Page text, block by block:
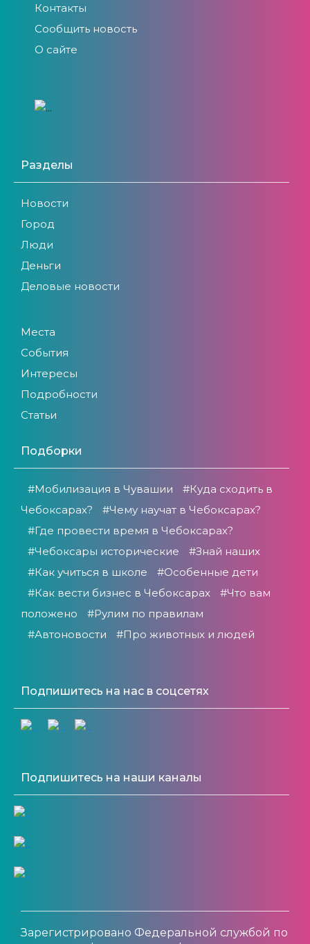
Контакты
Сообщить новость
О сайте
Разделы
Новости
Город
Люди
Деньги
Деловые новости
Места
События
Интересы
Подробности
Статьи
Подборки
#Мобилизация в Чувашии
#Куда сходить в
Чебоксарах?
#Чему научат в Чебоксарах?
#Где провести время в Чебоксарах?
#Чебоксары исторические
#Знай наших
#Как учиться в школе
#Особенные дети
#Как вести бизнес в Чебоксарах
#Что вам
положено
#Рулим по правилам
#Автоновости
#Про животных и людей
Подпишитесь на нас в соцсетях
Подпишитесь на наши каналы
Зарегистрировано Федеральной службой по